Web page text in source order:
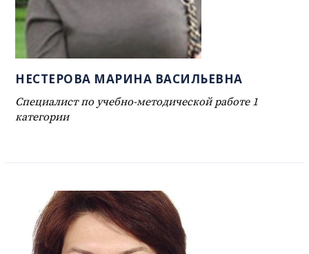
НЕСТЕРОВА МАРИНА ВАСИЛЬЕВНА
Специалист по учебно-методической работе 1
категории